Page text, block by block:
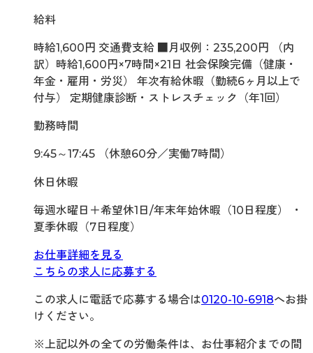
給料
時給1,600円 交通費支給 ■月収例：235,200円 （内
訳）時給1,600円×7時間×21日 社会保険完備（健康・
年金・雇用・労災） 年次有給休暇（勤続6ヶ月以上で
付与） 定期健康診断・ストレスチェック（年1回）
勤務時間
9:45～17:45 （休憩60分／実働7時間）
休日休暇
毎週水曜日＋希望休1日/年末年始休暇（10日程度） ・
夏季休暇（7日程度）
お仕事詳細を見る
こちらの求人に応募する
この求人に電話で応募する場合は0120-10-6918へお掛
けください。
※上記以外の全ての労働条件は、お仕事紹介までの間